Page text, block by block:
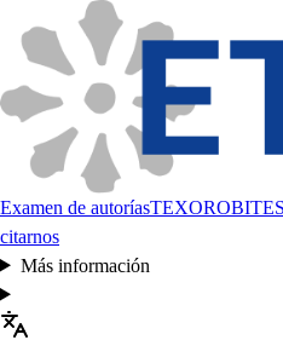
Examen de autoríasTEXORO
citarnos
Más información